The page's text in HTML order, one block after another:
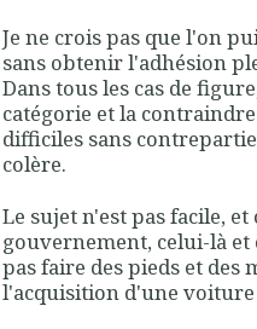
Je ne crois pas que l'on
sans obtenir l'adhésion
Dans tous les cas de
catégorie et la
difficiles sans
colère.
Le sujet n'est pas facile,
gouvernement, celui-là et
pas faire des pieds et
l'acquisition d'une